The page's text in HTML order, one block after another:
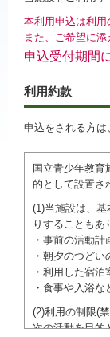
本利用申込は利
また、ご希望に
申込受付期間
利用約款
申込をされる方
国立青少年教
的として設置さ
(1)当施設は、
りすることもあ
・事前の活動計
・朝夕のつどい
・利用した宿
・食事や入浴
(2)利用の制限(
次の活動を目的